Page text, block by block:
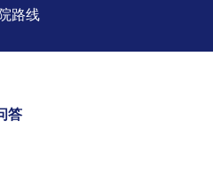
路线
答